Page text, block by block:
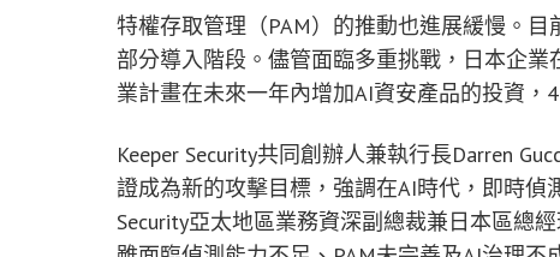
特權存取管理（PAM）的推動也進展緩慢。
部分導入階段。儘管面臨多重挑戰，日本企
業計畫在未來一年內增加AI資安產品的投資，
Keeper Security共同創辦人兼執行長Darren
證成為新的攻擊目標，強調在AI時代，即時偵
Security亞太地區業務資深副總裁兼日本區總